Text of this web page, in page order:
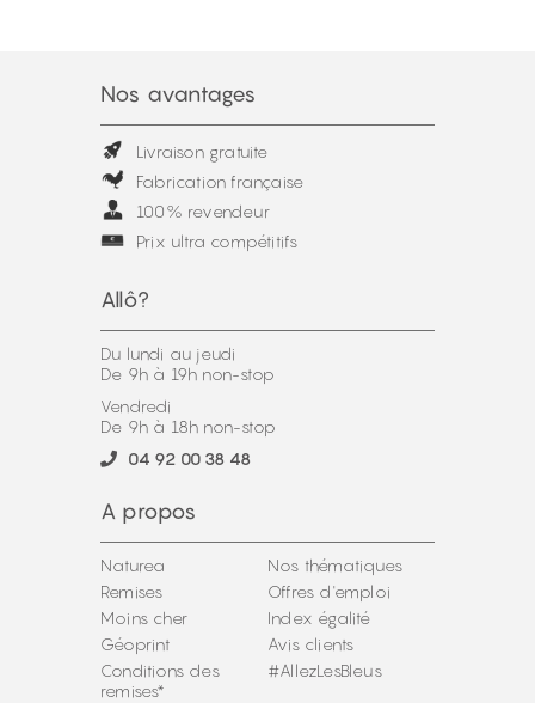
Nos avantages
Livraison gratuite
Fabrication française
100% revendeur
Prix ultra compétitifs
Allô?
Du lundi au jeudi
De 9h à 19h non-stop
Vendredi
De 9h à 18h non-stop
04 92 00 38 48
A propos
Naturea
Remises
Moins cher
Géoprint
Conditions des
remises*
Nos thématiques
Offres d'emploi
Index égalité
Avis clients
#AllezLesBleus